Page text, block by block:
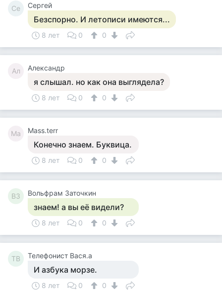
Се Сергей
Безспорно. И летописи имеются...
8 лет 0 0
Ал Александр
я слышал. но как она выглядела?
8 лет 0 0
Ma Mass.terr
Конечно знаем. Буквица.
8 лет 0 0
ВЗ Вольфрам Заточкин
знаем! а вы её видели?
8 лет 0 0
ТВ Телефонист Вася.а
И азбука морзе.
8 лет 0 0